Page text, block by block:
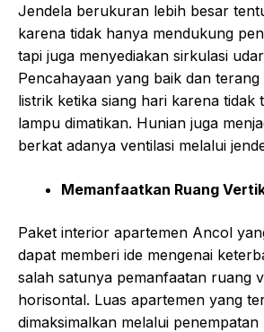
Jendela berukuran lebih besar
karena tidak hanya mendukung
tapi juga menyediakan sirkulasi
Pencahayaan yang baik dan
listrik ketika siang hari karena tidak
lampu dimatikan. Hunian juga
berkat adanya ventilasi melalui
Memanfaatkan Ruang
Paket interior apartemen Ancol
dapat memberi ide mengenai
salah satunya pemanfaatan ruang
horisontal. Luas apartemen yang
dimaksimalkan melalui penempatan